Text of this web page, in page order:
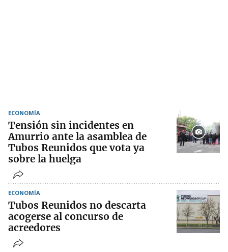
ECONOMÍA
Tensión sin incidentes en
Amurrio ante la asamblea de
Tubos Reunidos que vota ya
sobre la huelga
ECONOMÍA
Tubos Reunidos no descarta
acogerse al concurso de
acreedores